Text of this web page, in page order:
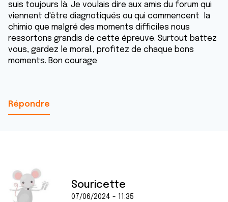
suis toujours là. Je voulais dire aux amis du forum qui
viennent d'être diagnotiqués ou qui commencent la
chimio que malgré des moments difficiles nous
ressortons grandis de cette épreuve. Surtout battez
vous, gardez le moral., profitez de chaque bons
moments. Bon courage
Répondre
Souricette
07/06/2024 - 11:35